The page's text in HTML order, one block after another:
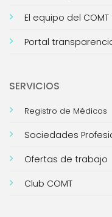
El equipo del COMT
Portal
SERVICIOS
Registro de Médicos
Sociedades
Ofertas de trabajo
Club COMT